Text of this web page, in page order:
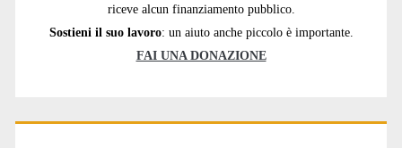
riceve alcun finanziamento pubblico.
Sostieni il suo lavoro: un aiuto anche piccolo è importante.
FAI UNA DONAZIONE